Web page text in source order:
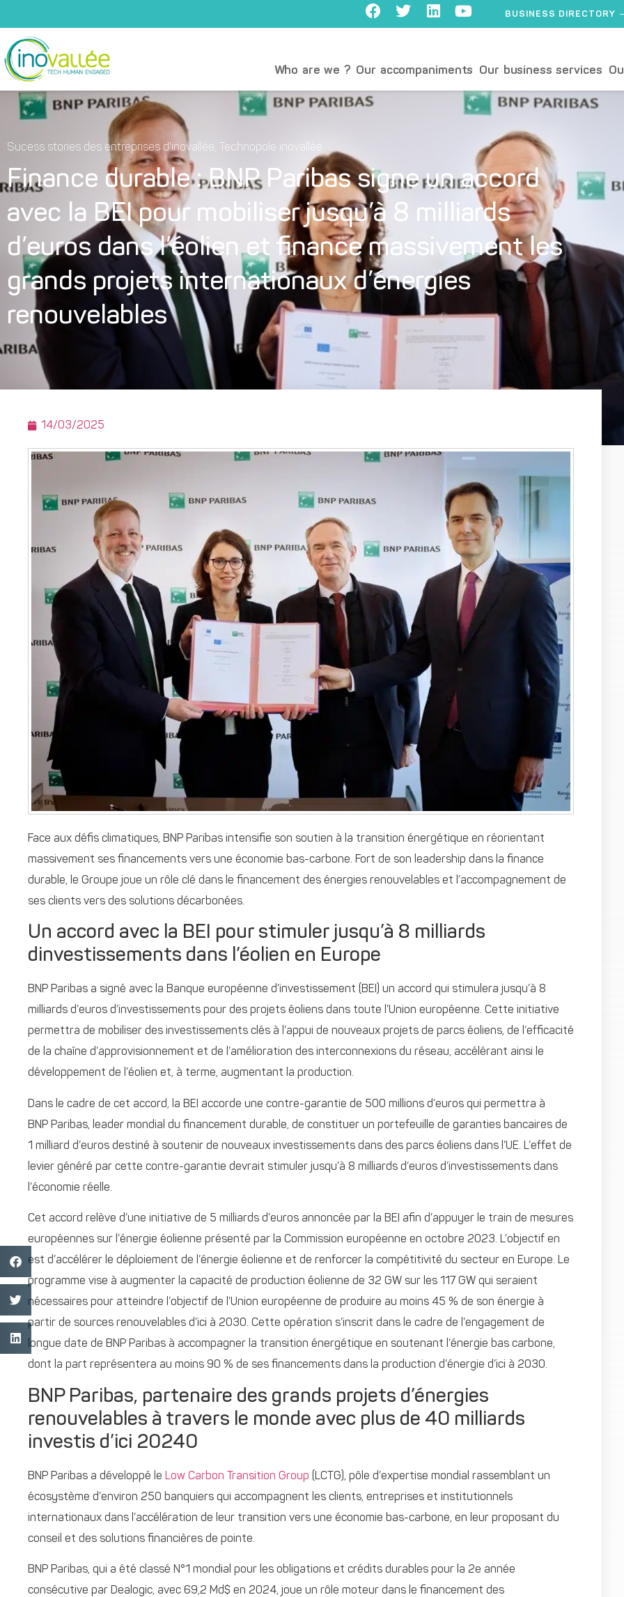
BUSINESS DIRECTORY
Who are we ? Our accompaniments Our business services
Sucess stories des entreprises d'inovallée, Technopole inovallée
Finance durable : BNP Paribas signe un accord
avec la BEI pour mobiliser jusqu’à 8 milliards
d’euros dans l’éolien et finance massivement les
grands projets internationaux d’énergies
renouvelables
14/03/2025
Face aux défis climatiques, BNP Paribas intensifie son soutien à la transition énergétique en réorientant
massivement ses financements vers une économie bas-carbone. Fort de son leadership dans la finance
durable, le Groupe joue un rôle clé dans le financement des énergies renouvelables et l’accompagnement de
ses clients vers des solutions décarbonées.
Un accord avec la BEI pour stimuler jusqu’à 8 milliards
dinvestissements dans l’éolien en Europe
BNP Paribas a signé avec la Banque européenne d’investissement (BEI) un accord qui stimulera jusqu’à 8
milliards d’euros d’investissements pour des projets éoliens dans toute l’Union européenne. Cette initiative
permettra de mobiliser des investissements clés à l’appui de nouveaux projets de parcs éoliens, de l’efficacité
de la chaîne d’approvisionnement et de l’amélioration des interconnexions du réseau, accélérant ainsi le
développement de l’éolien et, à terme, augmentant la production.
Dans le cadre de cet accord, la BEI accorde une contre-garantie de 500 millions d’euros qui permettra à
BNP Paribas, leader mondial du financement durable, de constituer un portefeuille de garanties bancaires de
1 milliard d’euros destiné à soutenir de nouveaux investissements dans des parcs éoliens dans l’UE. L’effet de
levier généré par cette contre-garantie devrait stimuler jusqu’à 8 milliards d’euros d’investissements dans
l’économie réelle.
Cet accord relève d’une initiative de 5 milliards d’euros annoncée par la BEI afin d’appuyer le train de mesures
européennes sur l’énergie éolienne présenté par la Commission européenne en octobre 2023. L’objectif en
est d’accélérer le déploiement de l’énergie éolienne et de renforcer la compétitivité du secteur en Europe. Le
programme vise à augmenter la capacité de production éolienne de 32 GW sur les 117 GW qui seraient
nécessaires pour atteindre l’objectif de l’Union européenne de produire au moins 45 % de son énergie à
partir de sources renouvelables d’ici à 2030. Cette opération s’inscrit dans le cadre de l’engagement de
longue date de BNP Paribas à accompagner la transition énergétique en soutenant l’énergie bas carbone,
dont la part représentera au moins 90 % de ses financements dans la production d’énergie d’ici à 2030.
BNP Paribas, partenaire des grands projets d’énergies
renouvelables à travers le monde avec plus de 40 milliards
investis d’ici 20240
BNP Paribas a développé le Low Carbon Transition Group (LCTG), pôle d’expertise mondial rassemblant un
écosystème d’environ 250 banquiers qui accompagnent les clients, entreprises et institutionnels
internationaux dans l’accélération de leur transition vers une économie bas-carbone, en leur proposant du
conseil et des solutions financières de pointe.
BNP Paribas, qui a été classé N°1 mondial pour les obligations et crédits durables pour la 2e année
consécutive par Dealogic, avec 69,2 Md$ en 2024, joue un rôle moteur dans le financement des